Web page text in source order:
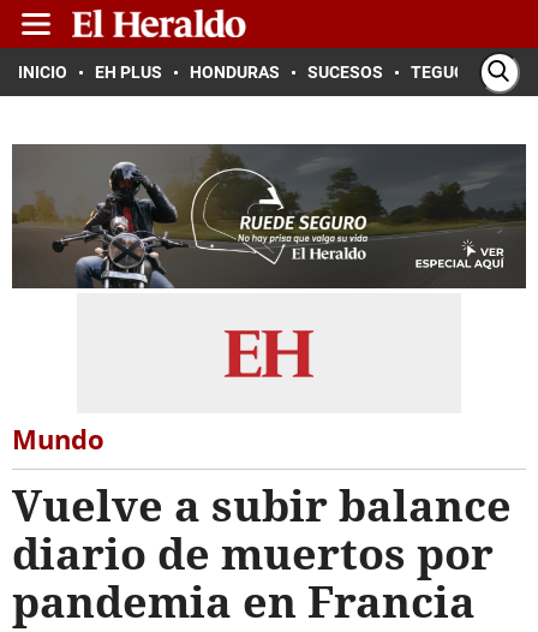
INICIO EH PLUS HONDURAS SUCESOS TEGUCIGALPA
Mundo
Vuelve a subir balance
diario de muertos por
pandemia en Francia